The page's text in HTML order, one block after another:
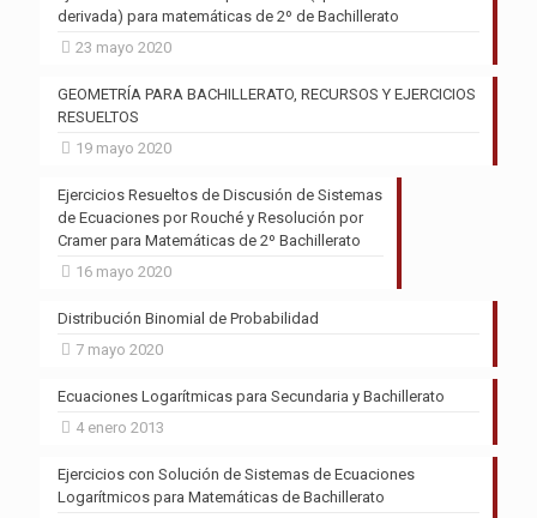
derivada) para matemáticas de 2º de Bachillerato
23 mayo 2020
GEOMETRÍA PARA BACHILLERATO, RECURSOS Y EJERCICIOS
RESUELTOS
19 mayo 2020
Ejercicios Resueltos de Discusión de Sistemas
de Ecuaciones por Rouché y Resolución por
Cramer para Matemáticas de 2º Bachillerato
16 mayo 2020
Distribución Binomial de Probabilidad
7 mayo 2020
Ecuaciones Logarítmicas para Secundaria y Bachillerato
4 enero 2013
Ejercicios con Solución de Sistemas de Ecuaciones
Logarítmicos para Matemáticas de Bachillerato